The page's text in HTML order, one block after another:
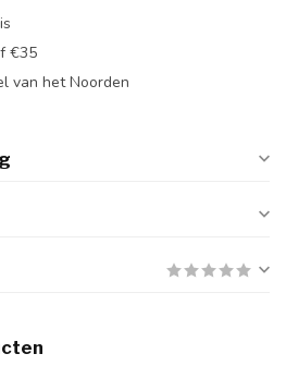
€35
van het Noorden